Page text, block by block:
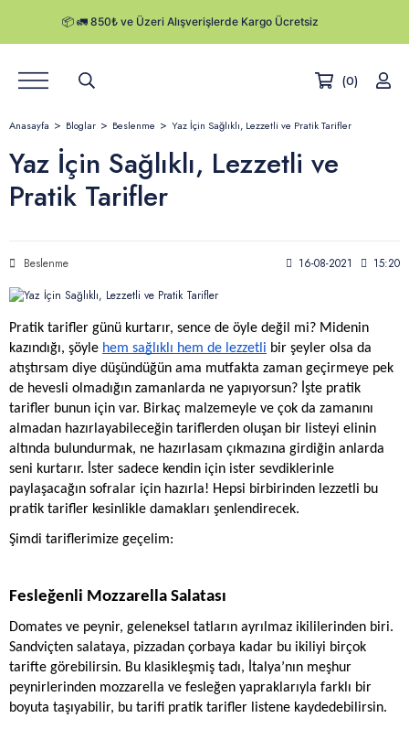
(0)
Hikayemiz
Satış Noktaları
Kurumsal Satış
Herby Blog
Kampanyalar
Kargo Takibi
İletişim
Anasayfa Bloglar Beslenme Yaz İçin Sağlıklı, Lezzetli ve Pratik Tarifler
Yaz İçin Sağlıklı, Lezzetli ve
Pratik Tarifler
Beslenme 16-08-2021 15:20
Pratik tarifler günü kurtarır, sence de öyle değil mi? Midenin
kazındığı, şöyle hem sağlıklı hem de lezzetli bir şeyler olsa da
atıştırsam diye düşündüğün ama mutfakta zaman geçirmeye pek
de hevesli olmadığın zamanlarda ne yapıyorsun? İşte pratik
tarifler bunun için var. Birkaç malzemeyle ve çok da zamanını
almadan hazırlayabileceğin tariflerden oluşan bir listeyi elinin
altında bulundurmak, ne hazırlasam çıkmazına girdiğin anlarda
seni kurtarır. İster sadece kendin için ister sevdiklerinle
paylaşacağın sofralar için hazırla! Hepsi birbirinden lezzetli bu
pratik tarifler kesinlikle damakları şenlendirecek.
Şimdi tariflerimize geçelim:
Fesleğenli Mozzarella Salatası
Domates ve peynir, geleneksel tatların ayrılmaz ikililerinden biri.
Sandviçten salataya, pizzadan çorbaya kadar bu ikiliyi birçok
tarifte görebilirsin. Bu klasikleşmiş tadı, İtalya’nın meşhur
peynirlerinden mozzarella ve fesleğen yapraklarıyla farklı bir
boyuta taşıyabilir, bu tarifi pratik tarifler listene kaydedebilirsin.